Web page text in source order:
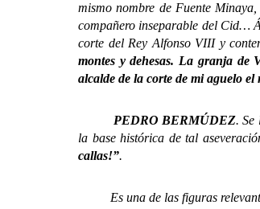
mismo nombre de Fuente
compañero inseparable del Cid…
corte del Rey Alfonso VIII y
montes y dehesas. La granja de
alcalde de la corte de mi aguelo
PEDRO BERMÚDEZ. Se
la base histórica de tal
callas!”.
Es una de las figuras